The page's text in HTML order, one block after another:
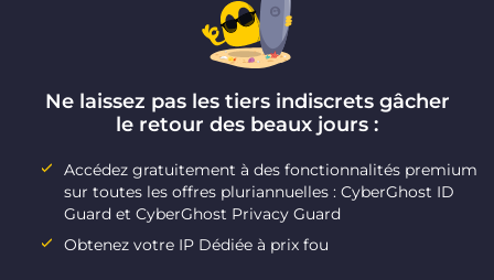
Ne laissez pas les tiers indiscrets gâcher
le retour des beaux jours :
Accédez gratuitement à des fonctionnalités premium
sur toutes les offres pluriannuelles : CyberGhost ID
Guard et CyberGhost Privacy Guard
Obtenez votre IP Dédiée à prix fou